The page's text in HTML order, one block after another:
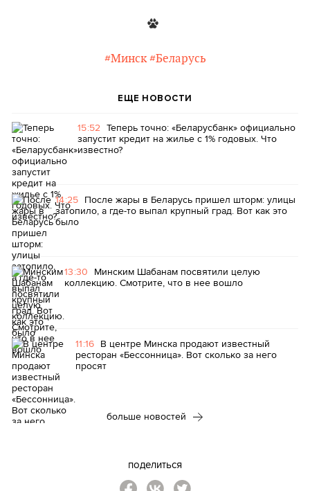
#Минск #Беларусь
ЕЩЕ НОВОСТИ
15:52 Теперь точно: «Беларусбанк» официально
запустит кредит на жилье с 1% годовых. Что
известно?
14:25 После жары в Беларусь пришел шторм: улицы
затопило, а где-то выпал крупный град. Вот как это
было
13:30 Минским Шабанам посвятили целую
коллекцию. Смотрите, что в нее вошло
11:16 В центре Минска продают известный
ресторан «Бессонница». Вот сколько за него
просят
больше новостей
поделиться